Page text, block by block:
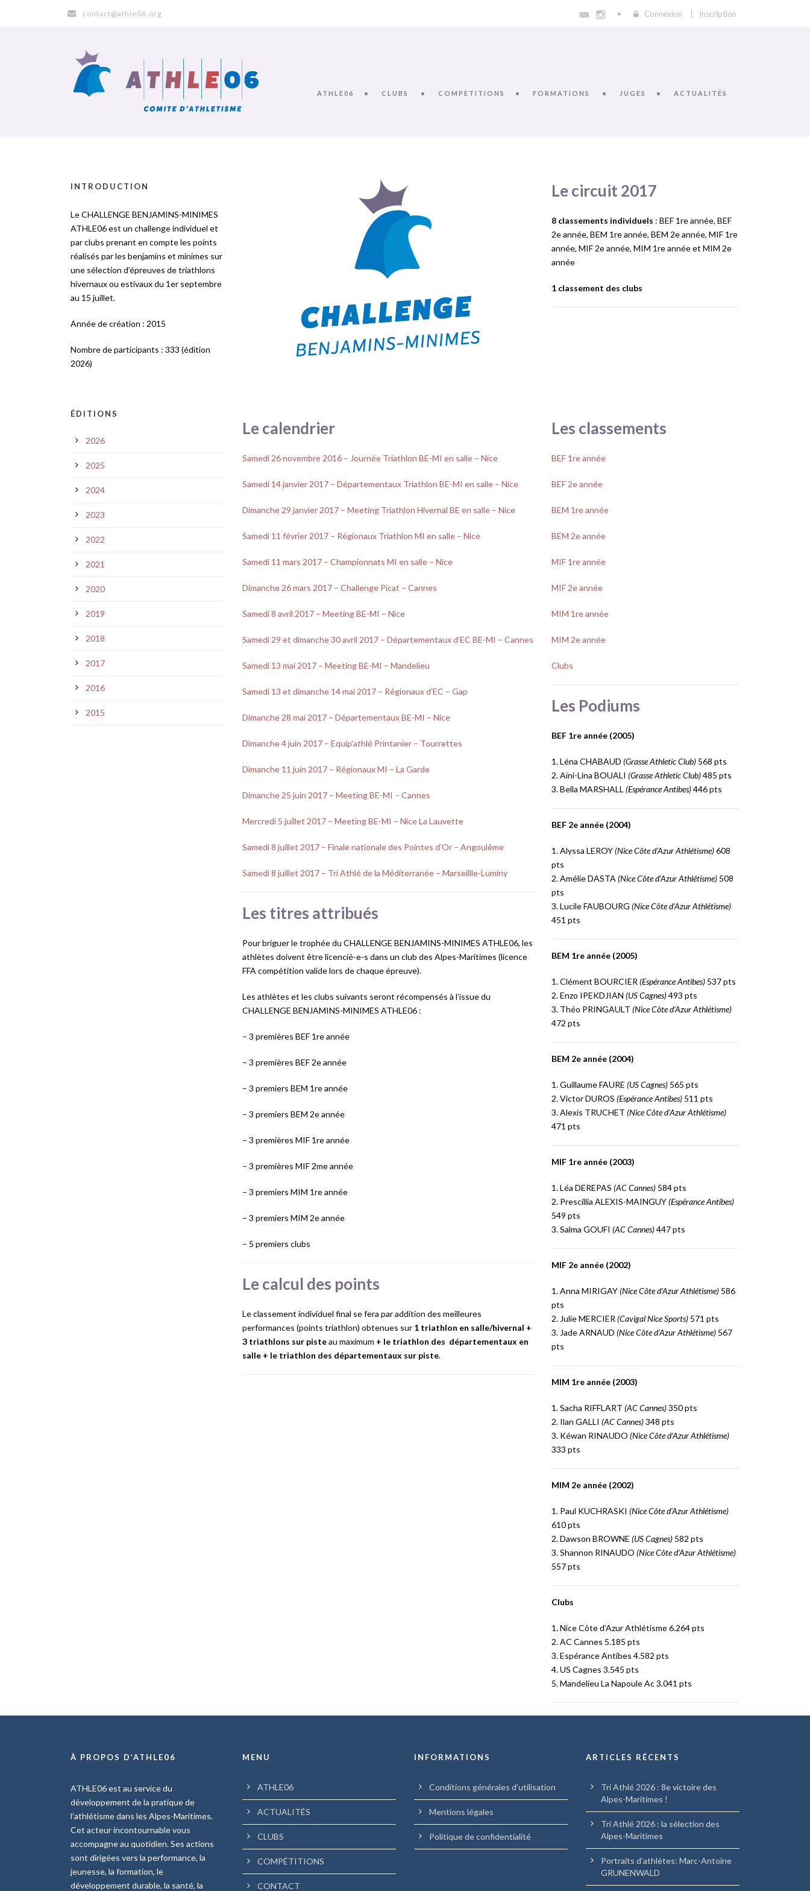
contact@athle06.org Connexion Inscription
ATHLE06 CLUBS COMPETITIONS FORMATIONS JUGES ACTUALITÉS
Le circuit 2017
8 classements individuels : BEF 1re année, BEF
2e année, BEM 1re année, BEM 2e année, MIF 1re
année, MIF 2e année, MIM 1re année et MIM 2e
année
1 classement des clubs
Le calendrier
Samedi 26 novembre 2016 – Journée Triathlon BE-MI en salle – Nice
Samedi 14 janvier 2017 – Départementaux Triathlon BE-MI en salle – Nice
Dimanche 29 janvier 2017 – Meeting Triathlon Hivernal BE en salle – Nice
Samedi 11 février 2017 – Régionaux Triathlon MI en salle – Nice
Samedi 11 mars 2017 – Championnats MI en salle – Nice
Dimanche 26 mars 2017 – Challenge Picat – Cannes
Samedi 8 avril 2017 – Meeting BE-MI – Nice
Samedi 29 et dimanche 30 avril 2017 – Départementaux d’EC BE-MI – Cannes
Samedi 13 mai 2017 – Meeting BE-MI – Mandelieu
Samedi 13 et dimanche 14 mai 2017 – Régionaux d’EC – Gap
Dimanche 28 mai 2017 – Départementaux BE-MI – Nice
Dimanche 4 juin 2017 – Equip’athlé Printanier – Tourrettes
Dimanche 11 juin 2017 – Régionaux MI – La Garde
Dimanche 25 juin 2017 – Meeting BE-MI – Cannes
Mercredi 5 juillet 2017 – Meeting BE-MI – Nice La Lauvette
Samedi 8 juillet 2017 – Finale nationale des Pointes d’Or – Angoulême
Samedi 8 juillet 2017 – Tri Athlé de la Méditerranée – Marseillle-Luminy
Les titres attribués
Pour briguer le trophée du CHALLENGE BENJAMINS-MINIMES ATHLE06, les
athlètes doivent être licencié-e-s dans un club des Alpes-Maritimes (licence
FFA compétition valide lors de chaque épreuve).
Les athlètes et les clubs suivants seront récompensés à l’issue du
CHALLENGE BENJAMINS-MINIMES ATHLE06 :
– 3 premières BEF 1re année
– 3 premières BEF 2e année
– 3 premiers BEM 1re année
– 3 premiers BEM 2e année
– 3 premières MIF 1re année
– 3 premières MIF 2me année
– 3 premiers MIM 1re année
– 3 premiers MIM 2e année
– 5 premiers clubs
Le calcul des points
Le classement individuel final se fera par addition des meilleures
performances (points triathlon) obtenues sur 1 triathlon en salle/hivernal +
3 triathlons sur pisteau maximum + le triathlon des départementaux en
salle + le triathlon des départementaux sur piste.
Les classements
BEF 1re année
BEF 2e année
BEM 1re année
BEM 2e année
MIF 1re année
MIF 2e année
MIM 1re année
MIM 2e année
Clubs
Les Podiums
BEF 1re année (2005)
1. Léna CHABAUD (Grasse Athletic Club) 568 pts
2. Aïni-Lina BOUALI (Grasse Athletic Club)485 pts
3. Bella MARSHALL (Espérance Antibes)446 pts
BEF 2e année (2004)
1. Alyssa LEROY(Nice Côte d’Azur Athlétisme)608
pts
2. Amélie DASTA (Nice Côte d’Azur Athlétisme) 508
pts
3. Lucile FAUBOURG (Nice Côte d’Azur Athlétisme)
451 pts
BEM 1re année (2005)
1. Clément BOURCIER (Espérance Antibes) 537 pts
2. Enzo IPEKDJIAN (US Cagnes)493 pts
3. Théo PRINGAULT (Nice Côte d’Azur Athlétisme)
472 pts
BEM 2e année (2004)
1. Guillaume FAURE (US Cagnes) 565 pts
2. Victor DUROS (Espérance Antibes) 511 pts
3. Alexis TRUCHET (Nice Côte d’Azur Athlétisme)
471 pts
MIF 1re année (2003)
1. Léa DEREPAS (AC Cannes) 584 pts
2. Prescillia ALEXIS-MAINGUY(Espérance Antibes)
549 pts
3. Salma GOUFI (AC Cannes)447 pts
MIF 2e année (2002)
1. Anna MIRIGAY(Nice Côte d’Azur Athlétisme) 586
pts
2. Julie MERCIER (Cavigal Nice Sports) 571 pts
3. Jade ARNAUD (Nice Côte d’Azur Athlétisme) 567
pts
MIM 1re année (2003)
1. Sacha RIFFLART (AC Cannes)350 pts
2. Ilan GALLI (AC Cannes)348 pts
3. Kéwan RINAUDO (Nice Côte d’Azur Athlétisme)
333 pts
MIM 2e année (2002)
1. Paul KUCHRASKI (Nice Côte d’Azur Athlétisme)
610 pts
2. Dawson BROWNE (US Cagnes) 582 pts
3. Shannon RINAUDO (Nice Côte d’Azur Athlétisme)
557 pts
Clubs
1. Nice Côte d’Azur Athlétisme 6.264 pts
2. AC Cannes 5.185 pts
3. Espérance Antibes 4.582 pts
4. US Cagnes 3.545 pts
5. Mandelieu La Napoule Ac 3.041 pts
INTRODUCTION
Le CHALLENGE BENJAMINS-MINIMES
ATHLE06 est un challenge individuel et
par clubs prenant en compte les points
réalisés par les benjamins et minimes sur
une sélection d’épreuves de triathlons
hivernaux ou estivaux du 1er septembre
au 15 juillet.
Année de création : 2015
Nombre de participants : 333 (édition
2026)
ÉDITIONS
2026
2025
2024
2023
2022
2021
2020
2019
2018
2017
2016
2015
À PROPOS D’ATHLE06
ATHLE06 est au service du
développement de la pratique de
l’athlétisme dans les Alpes-Maritimes.
Cet acteur incontournable vous
accompagne au quotidien. Ses actions
sont dirigées vers la performance, la
jeunesse, la formation, le
développement durable, la santé, la
MENU
ATHLE06
ACTUALITÉS
CLUBS
COMPÉTITIONS
CONTACT
INFORMATIONS
Conditions générales d’utilisation
Mentions légales
Politique de confidentialité
ARTICLES RÉCENTS
Tri Athlé 2026 : 8e victoire des
Alpes-Maritimes !
Tri Athlé 2026 : la sélection des
Alpes-Maritimes
Portraits d’athlètes: Marc-Antoine
GRUNENWALD